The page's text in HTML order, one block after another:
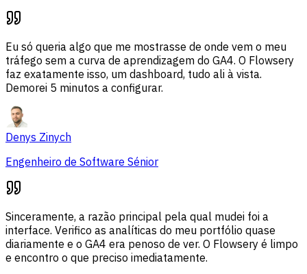
Eu só queria algo que me mostrasse de onde vem o meu
tráfego sem a curva de aprendizagem do GA4. O Flowsery
faz exatamente isso, um dashboard, tudo ali à vista.
Demorei 5 minutos a configurar.
Denys Zinych
Engenheiro de Software Sénior
Sinceramente, a razão principal pela qual mudei foi a
interface. Verifico as analíticas do meu portfólio quase
diariamente e o GA4 era penoso de ver. O Flowsery é limpo
e encontro o que preciso imediatamente.